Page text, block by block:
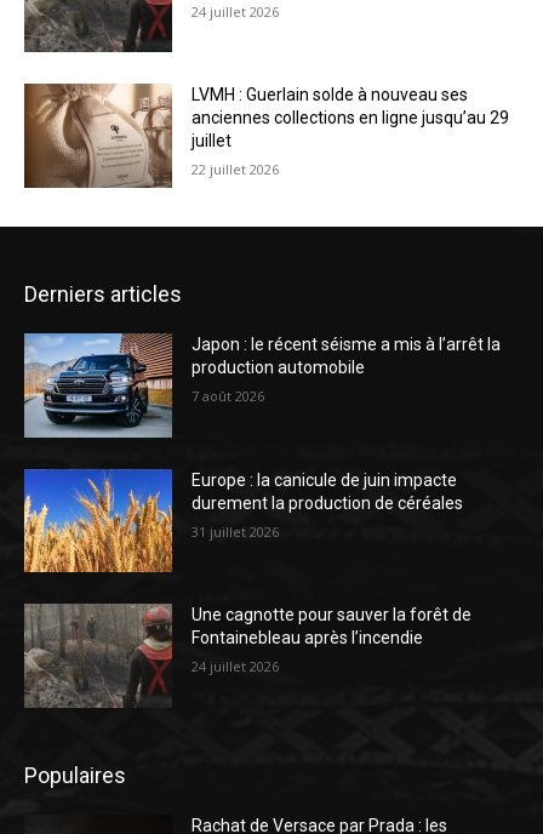
24 juillet 2026
LVMH : Guerlain solde à nouveau ses
anciennes collections en ligne jusqu’au 29
juillet
22 juillet 2026
Derniers articles
Japon : le récent séisme a mis à l’arrêt la
production automobile
7 août 2026
Europe : la canicule de juin impacte
durement la production de céréales
31 juillet 2026
Une cagnotte pour sauver la forêt de
Fontainebleau après l’incendie
24 juillet 2026
Populaires
Rachat de Versace par Prada : les